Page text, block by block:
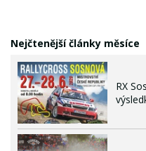
Nejčtenější články měsíce
RX